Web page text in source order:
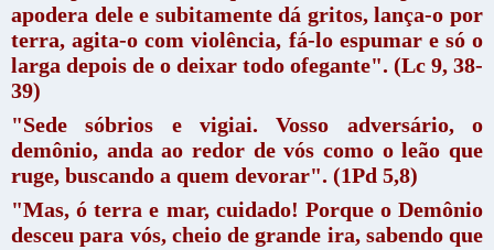
apodera dele e subitamente dá gritos, lança-o por
terra, agita-o com violência, fá-lo espumar e só o
larga depois de o deixar todo ofegante". (Lc 9, 38-
39)
"Sede sóbrios e vigiai. Vosso adversário, o
demônio, anda ao redor de vós como o leão que
ruge, buscando a quem devorar". (1Pd 5,8)
"Mas, ó terra e mar, cuidado! Porque o Demônio
desceu para vós, cheio de grande ira, sabendo que